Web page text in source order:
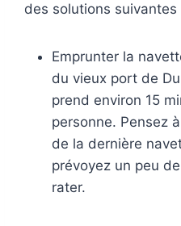
des solutions suivantes
Emprunter la
du vieux port de
prend environ 15
personne. Pensez
de la dernière
prévoyez un peu
rater.